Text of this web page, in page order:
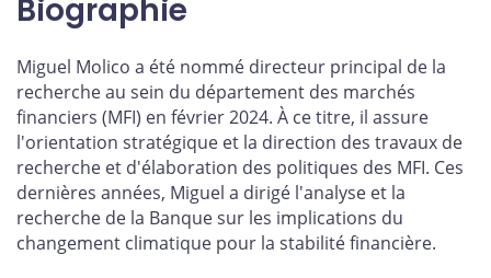
Biographie
Miguel Molico a été nommé directeur principal de la
recherche au sein du département des marchés
financiers (MFI) en février 2024. À ce titre, il assure
l'orientation stratégique et la direction des travaux de
recherche et d'élaboration des politiques des MFI. Ces
dernières années, Miguel a dirigé l'analyse et la
recherche de la Banque sur les implications du
changement climatique pour la stabilité financière.